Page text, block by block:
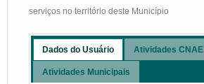
serviços no território deste Município
Dados do Usuário Atividades CNAE
Atividades Municipais